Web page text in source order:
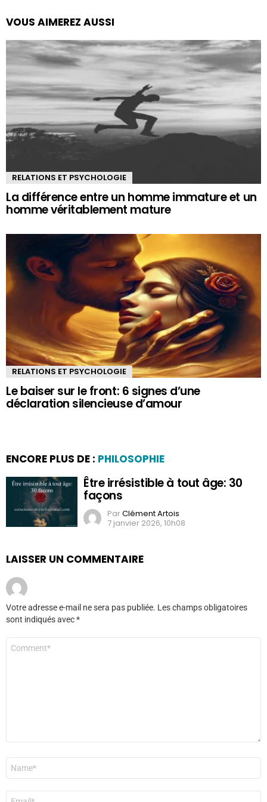
VOUS AIMEREZ AUSSI
RELATIONS ET PSYCHOLOGIE
La différence entre un homme immature et un
homme véritablement mature
RELATIONS ET PSYCHOLOGIE
Le baiser sur le front: 6 signes d’une
déclaration silencieuse d’amour
ENCORE PLUS DE : PHILOSOPHIE
Être irrésistible à tout âge: 30
façons
ParClément Artois
7 janvier 2026, 10h08
LAISSER UN COMMENTAIRE
Votre adresse e-mail ne sera pas publiée. Les champs obligatoires
sont indiqués avec*
Commentaire
Nom
E-